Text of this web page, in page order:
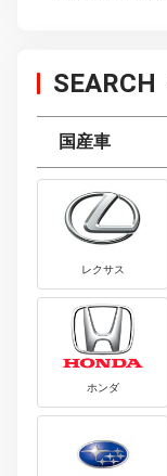
SEARCH
国産車
レクサス
ホンダ